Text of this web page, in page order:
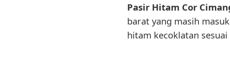
Pasir Hitam Cor
barat yang masih
hitam kecoklatan